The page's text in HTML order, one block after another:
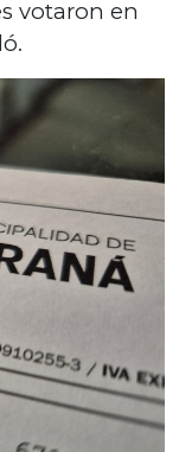
votaron en